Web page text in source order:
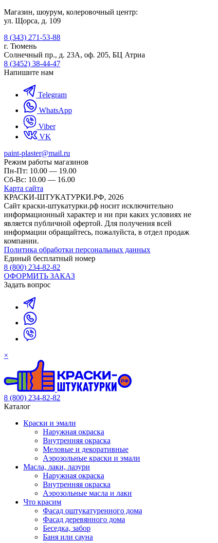
Магазин, шоурум, колеровочный центр:
ул. Щорса, д. 109
8 (343) 271-53-88
г. Тюмень
Солнечный пр., д. 23А, оф. 205, БЦ Атриа
8 (3452) 38-44-47
Напишите нам
Telegram
WhatsApp
Viber
VK
paint-plaster@mail.ru
Режим работы магазинов
Пн-Пт: 10.00 — 19.00
Сб-Вс: 10.00 — 16.00
Карта сайта
КРАСКИ-ШТУКАТУРКИ.РФ, 2026
Cайт краски-штукатурки.рф носит исключительно
информационный характер и ни при каких условиях не
является публичной офертой. Для получения всей
информации обращайтесь, пожалуйста, в отдел продаж
компании.
Политика обработки персональных данных
Единый бесплатный номер
8 (800) 234-82-82
ОФОРМИТЬ ЗАКАЗ
Задать вопрос
×
8 (800) 234-82-82
Каталог
Краски и эмали
Наружная окраска
Внутренняя окраска
Меловые и декоративные
Аэрозольные краски и эмали
Масла, лаки, лазури
Наружная окраска
Внутренняя окраска
Аэрозольные масла и лаки
Что красим
Фасад оштукатуренного дома
Фасад деревянного дома
Беседка, забор
Баня или сауна